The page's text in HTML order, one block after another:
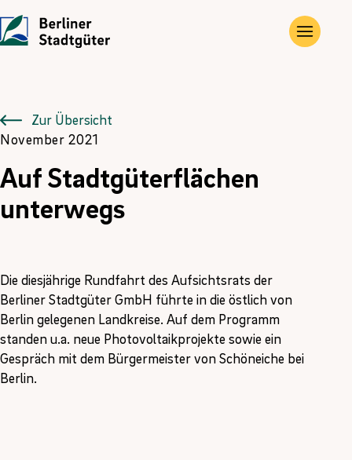
Die Stadtgüter
Angebote
Landwirtschaftliche Flächen und Güter
Erneuerbare Energien
Übersicht
Zur Übersicht
November 2021
Auf Stadtgüterflächen
unterwegs
Die diesjährige Rundfahrt des Aufsichtsrats der
Berliner Stadtgüter GmbH führte in die östlich von
Berlin gelegenen Landkreise. Auf dem Programm
standen u.a. neue Photovoltaikprojekte sowie ein
Gespräch mit dem Bürgermeister von Schöneiche bei
Berlin.